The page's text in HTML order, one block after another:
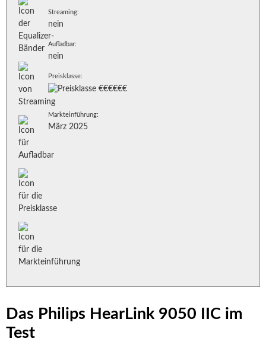
Das Philips HearLink 9050 IIC im
Test
Streaming:
nein
Aufladbar:
nein
Preisklasse:
Markteinführung:
März 2025